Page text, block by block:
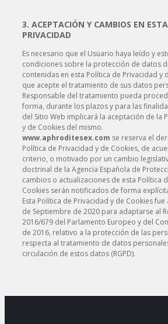
3. ACEPTACIÓN Y CAMBIOS EN
PRIVACIDAD
Es necesario que el Usuario haya leído y
condiciones sobre la protección de datos
contenidas en esta Política de Privacidad y
que acepte el tratamiento de sus datos
Responsable del tratamiento pueda
forma, durante los plazos y para las
del Sitio Web implicará la aceptación de la
y de Cookies del mismo.
www.aphroditesex.com se reserva el
Política de Privacidad y de Cookies, de
criterio, o motivado por un cambio
doctrinal de la Agencia Española de
cambios o actualizaciones de esta Política
Cookies serán notificados de forma
Esta Política de Privacidad y de Cookies
de Septiembre de 2020 para adaptarse al
2016/679 del Parlamento Europeo y del
de 2016, relativo a la protección de las
respecta al tratamiento de datos
circulación de estos datos (RGPD).